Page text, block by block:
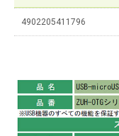
4902205411796